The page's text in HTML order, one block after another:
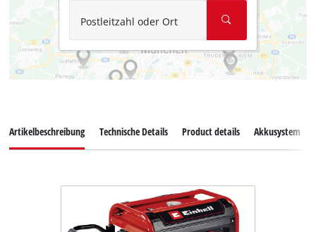
Postleitzahl oder Ort
Artikelbeschreibung Technische Details Product details Akkusystem